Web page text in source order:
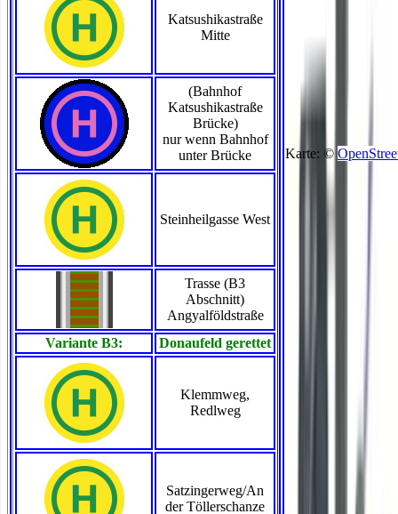
Katsushikastraße
Mitte
(Bahnhof
Katsushikastraße
Brücke)
nur wenn Bahnhof
unter Brücke
Steinheilgasse West
Trasse (B3
Abschnitt)
Angyalföldstraße
Variante B3:
Donaufeld gerettet
Klemmweg,
Redlweg
Satzingerweg/An
der Töllerschanze
Karte: ©